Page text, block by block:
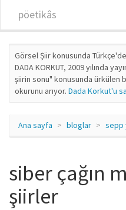
pöetikâs
Görsel Şiir konusunda
DADA KORKUT, 2009 yılında
şiirin sonu" konusunda ürkülen
okurunu arıyor. Dada Korkut'u
Ana sayfa bloglar sepp
siber çağın
şiirler